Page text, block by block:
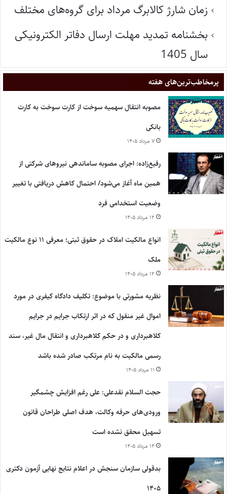
زمان شارژ کالابرگ مرداد برای گروه‌های مختلف
بخشنامه تمدید مهلت ارسال دفاتر الکترونیکی
سال 1405
پر‌مخاطب‌ترین‌های هفته
مصوبه انتقال سهمیه سوخت از کارت سوخت به کارت
بانکی
۷ مرداد ۱۴۰۵
رفیع‌زاده: اجرای مصوبه ساماندهی نیروهای شرکتی از
همین ماه آغاز می‌شود/ احتمال کاهش دریافتی با تغییر
وضعیت استخدامی فرد
۱۲ مرداد ۱۴۰۵
انواع مالکیت املاک در حقوق ثبتی؛ معرفی ۱۱ نوع مالکیت
ملک
۱۲ مرداد ۱۴۰۵
نظریه مشورتی با موضوع: تکلیف دادگاه کیفری در مورد
اموال غیر منقول که در اثر ارتکاب جرایم در جرایم
کلاهبرداری و در حکم کلاهبرداری و انتقال مال غیر، سند
رسمی مالکیت به نام مرتکب صادر شده باشد
۱۱ مرداد ۱۴۰۵
حجت السلام نقدعلی: علی رغم افزایش چشمگیر
ورودی‌های حرفه وکالت، هدف اصلی طراحان قانون
تسهیل محقق نشده است
۱۴ مرداد ۱۴۰۵
بدقولی سازمان سنجش در اعلام نتایج نهایی آزمون دکتری
۱۴۰۵